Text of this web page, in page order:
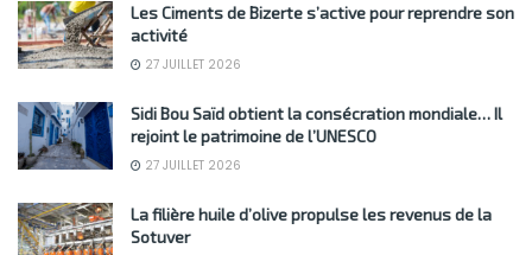
Les Ciments de Bizerte s’active pour reprendre son
activité
27 JUILLET 2026
Sidi Bou Saïd obtient la consécration mondiale… Il
rejoint le patrimoine de l’UNESCO
27 JUILLET 2026
La filière huile d’olive propulse les revenus de la
Sotuver